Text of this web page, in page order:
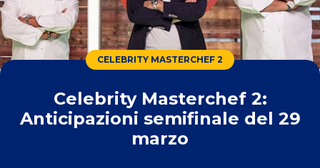
CELEBRITY MASTERCHEF 2
Celebrity Masterchef 2:
Anticipazioni semifinale del 29
marzo